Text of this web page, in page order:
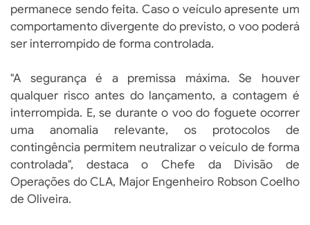
permanece sendo feita. Caso o veículo apresente um
comportamento divergente do previsto, o voo poderá
ser interrompido de forma controlada.
"A segurança é a premissa máxima. Se houver
qualquer risco antes do lançamento, a contagem é
interrompida. E, se durante o voo do foguete ocorrer
uma anomalia relevante, os protocolos de
contingência permitem neutralizar o veículo de forma
controlada", destaca o Chefe da Divisão de
Operações do CLA, Major Engenheiro Robson Coelho
de Oliveira.